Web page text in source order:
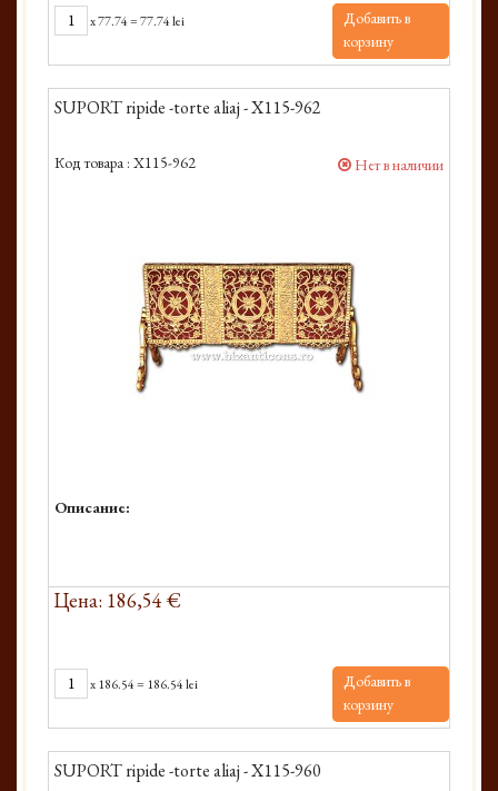
x77.74=77.74 lei
Добавить в
корзину
SUPORT ripide -torte aliaj - X115-962
Код товара : X115-962 Нет в наличии
Описание:
Цена: 186,54 €
x186.54= 186.54 lei
Добавить в
корзину
SUPORT ripide -torte aliaj - X115-960